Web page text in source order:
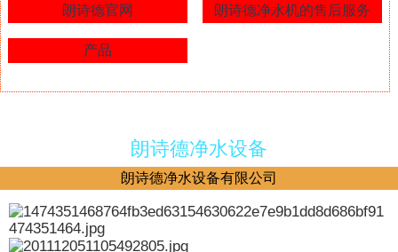
朗诗德官网 朗诗德净水机的售后服务
产品
朗诗德净水设备
朗诗德净水设备有限公司